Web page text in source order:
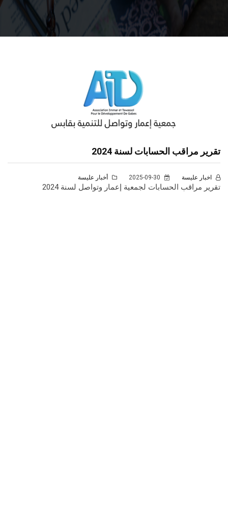
تقرير مراقب الحسابات لسنة 2024
اخبار عليسة أخبار عليسة
تقرير مراقب الحسابات لجمعية إعمار وتواصل لسنة 2024